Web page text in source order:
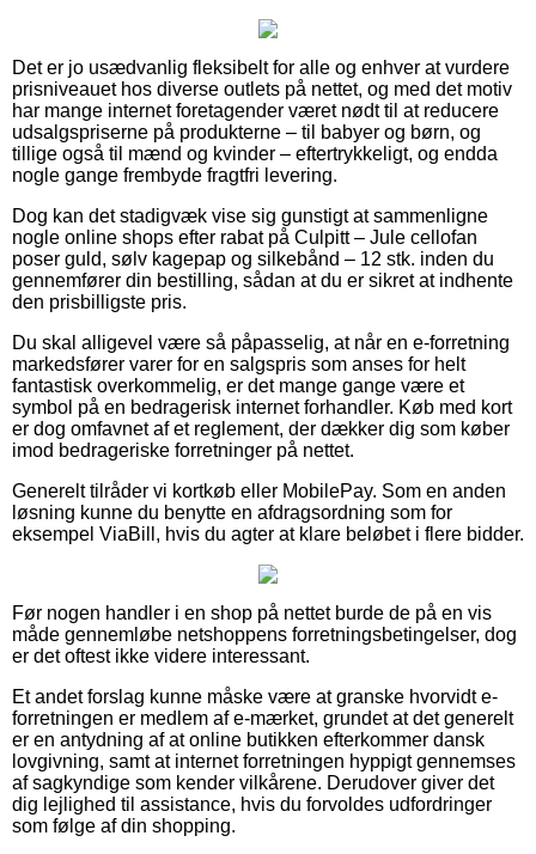
Det er jo usædvanlig fleksibelt for alle og enhver at vurdere
prisniveauet hos diverse outlets på nettet, og med det motiv
har mange internet foretagender været nødt til at reducere
udsalgspriserne på produkterne – til babyer og børn, og
tillige også til mænd og kvinder – eftertrykkeligt, og endda
nogle gange frembyde fragtfri levering.
Dog kan det stadigvæk vise sig gunstigt at sammenligne
nogle online shops efter rabat på Culpitt – Jule cellofan
poser guld, sølv kagepap og silkebånd – 12 stk. inden du
gennemfører din bestilling, sådan at du er sikret at indhente
den prisbilligste pris.
Du skal alligevel være så påpasselig, at når en e-forretning
markedsfører varer for en salgspris som anses for helt
fantastisk overkommelig, er det mange gange være et
symbol på en bedragerisk internet forhandler. Køb med kort
er dog omfavnet af et reglement, der dækker dig som køber
imod bedrageriske forretninger på nettet.
Generelt tilråder vi kortkøb eller MobilePay. Som en anden
løsning kunne du benytte en afdragsordning som for
eksempel ViaBill, hvis du agter at klare beløbet i flere bidder.
Før nogen handler i en shop på nettet burde de på en vis
måde gennemløbe netshoppens forretningsbetingelser, dog
er det oftest ikke videre interessant.
Et andet forslag kunne måske være at granske hvorvidt e-
forretningen er medlem af e-mærket, grundet at det generelt
er en antydning af at online butikken efterkommer dansk
lovgivning, samt at internet forretningen hyppigt gennemses
af sagkyndige som kender vilkårene. Derudover giver det
dig lejlighed til assistance, hvis du forvoldes udfordringer
som følge af din shopping.